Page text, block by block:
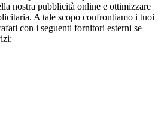
nostra pubblicità online e ottimizzare
A tale scopo confrontiamo i tuoi
con i seguenti fornitori esterni se